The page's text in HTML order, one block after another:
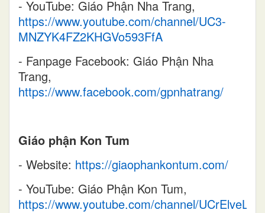
- YouTube: Giáo Phận Nha Trang,
https://www.youtube.com/channel/UC3-
MNZYK4FZ2KHGVo593FfA
- Fanpage Facebook: Giáo Phận Nha
Trang,
https://www.facebook.com/gpnhatrang/
Giáo phận Kon Tum
- Website: https://giaophankontum.com/
- YouTube: Giáo Phận Kon Tum,
https://www.youtube.com/channel/